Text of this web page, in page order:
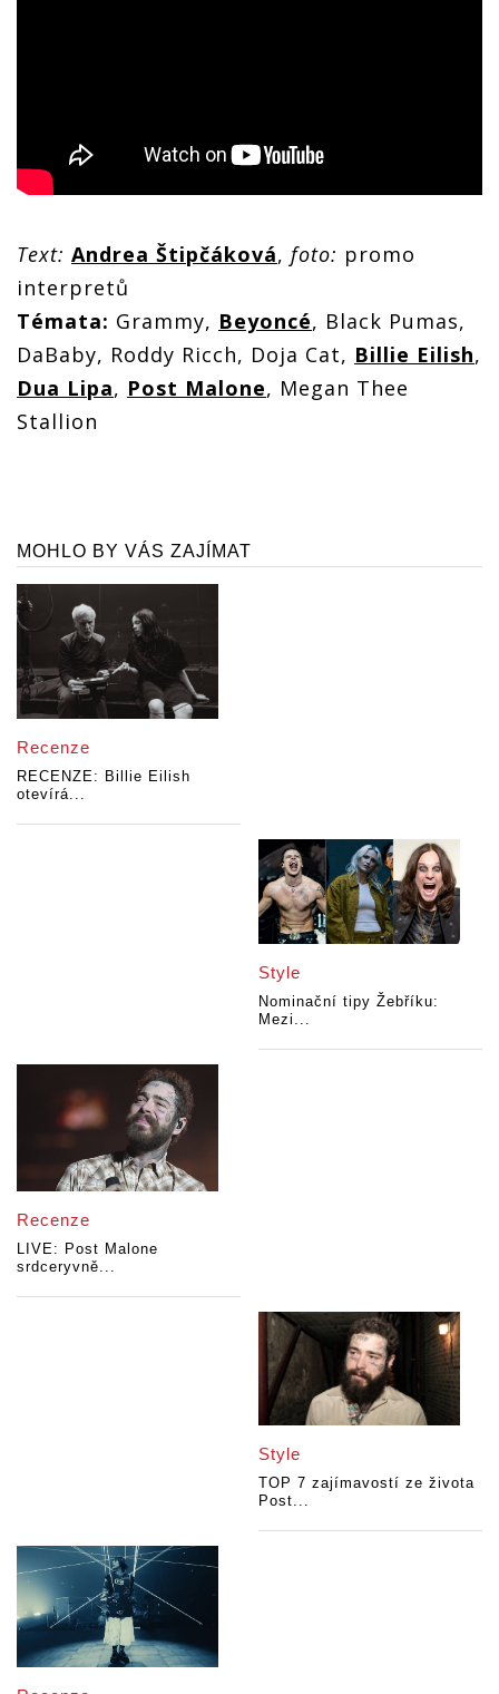
Text: Andrea Štipčáková, foto: promo
interpretů
Témata: Grammy, Beyoncé, Black Pumas,
DaBaby, Roddy Ricch, Doja Cat, Billie Eilish,
Dua Lipa, Post Malone, Megan Thee
Stallion
MOHLO BY VÁS ZAJÍMAT
Recenze
RECENZE: Billie Eilish
otevírá...
Style
Nominační tipy Žebříku:
Mezi...
Recenze
LIVE: Post Malone
srdceryvně...
Style
TOP 7 zajímavostí ze života
Post...